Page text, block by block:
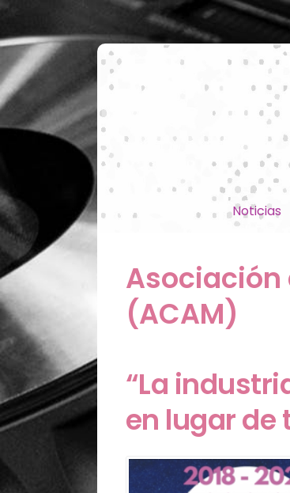
Noticias
Asociación
(ACAM)
“La
en lugar de